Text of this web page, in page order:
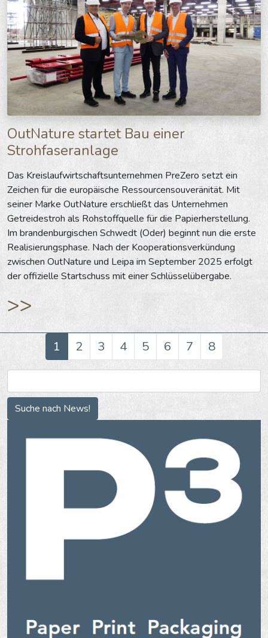
OutNature startet Bau einer
Strohfaseranlage
Das Kreislaufwirtschaftsunternehmen PreZero setzt ein
Zeichen für die europäische Ressourcensouveränität. Mit
seiner Marke OutNature erschließt das Unternehmen
Getreidestroh als Rohstoffquelle für die Papierherstellung.
Im brandenburgischen Schwedt (Oder) beginnt nun die erste
Realisierungsphase. Nach der Kooperationsverkündung
zwischen OutNature und Leipa im September 2025 erfolgt
der offizielle Startschuss mit einer Schlüsselübergabe.
>>
1 2 3 4 5 6 7 8